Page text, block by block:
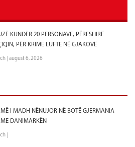
KUNDËR 20 PERSONAVE, PËRFSHIRË
PËR KRIME LUFTE NË GJAKOVË
| august 6, 2026
MË I MADH NËNUJOR NË BOTË GJERMANIA
ME DANIMARKËN
|